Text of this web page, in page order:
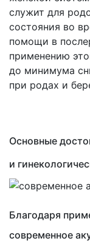
служит для
состояния во
помощи в
применению
до минимума
при родах и
Основные
и
Благодаря
современное